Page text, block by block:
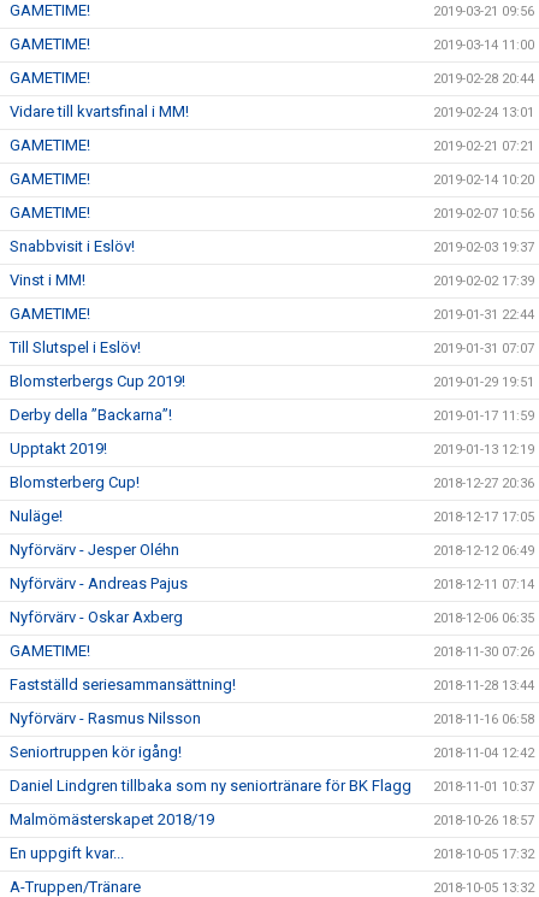
GAMETIME! 2019-03-21 09:56
GAMETIME! 2019-03-14 11:00
GAMETIME! 2019-02-28 20:44
Vidare till kvartsfinal i MM! 2019-02-24 13:01
GAMETIME! 2019-02-21 07:21
GAMETIME! 2019-02-14 10:20
GAMETIME! 2019-02-07 10:56
Snabbvisit i Eslöv! 2019-02-03 19:37
Vinst i MM! 2019-02-02 17:39
GAMETIME! 2019-01-31 22:44
Till Slutspel i Eslöv! 2019-01-31 07:07
Blomsterbergs Cup 2019! 2019-01-29 19:51
Derby della ”Backarna”! 2019-01-17 11:59
Upptakt 2019! 2019-01-13 12:19
Blomsterberg Cup! 2018-12-27 20:36
Nuläge! 2018-12-17 17:05
Nyförvärv - Jesper Oléhn 2018-12-12 06:49
Nyförvärv - Andreas Pajus 2018-12-11 07:14
Nyförvärv - Oskar Axberg 2018-12-06 06:35
GAMETIME! 2018-11-30 07:26
Fastställd seriesammansättning! 2018-11-28 13:44
Nyförvärv - Rasmus Nilsson 2018-11-16 06:58
Seniortruppen kör igång! 2018-11-04 12:42
Daniel Lindgren tillbaka som ny seniortränare för BK Flagg 2018-11-01 10:37
Malmömästerskapet 2018/19 2018-10-26 18:57
En uppgift kvar... 2018-10-05 17:32
A-Truppen/Tränare 2018-10-05 13:32